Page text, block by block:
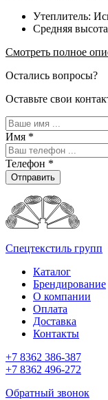
Утеплитель:
Средняя
Смотреть полное
Остались вопросы?
Оставьте свои
Имя *
Телефон *
Отправить
Спецтекстиль групп
Каталог
Брендирование
О компании
Оплата
Доставка
Контакты
+7 8362 386-387
+7 8362 496-272
Обратный звонок